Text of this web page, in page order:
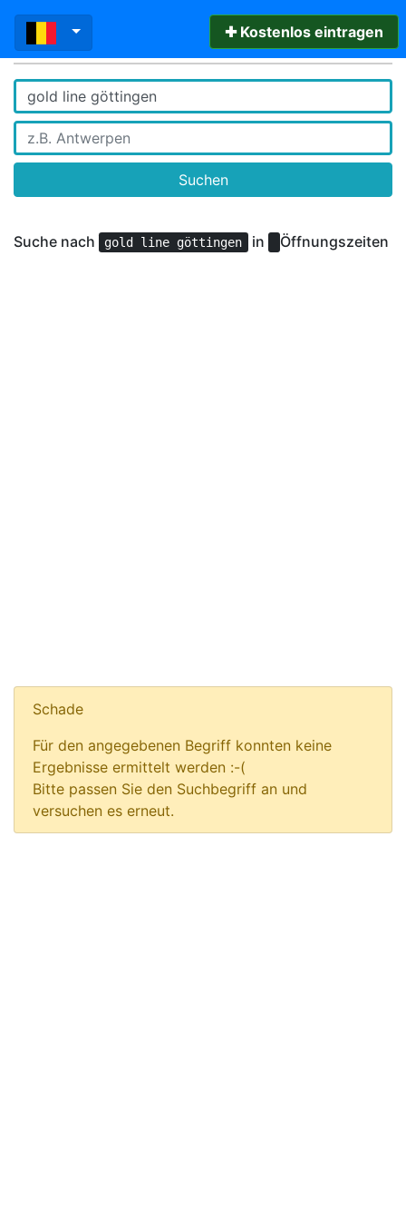
✚ Kostenlos eintragen
Suchen
Suche nach gold line göttingen in Öffnungszeiten
Schade
Für den angegebenen Begriff konnten keine
Ergebnisse ermittelt werden :-(
Bitte passen Sie den Suchbegriff an und
versuchen es erneut.